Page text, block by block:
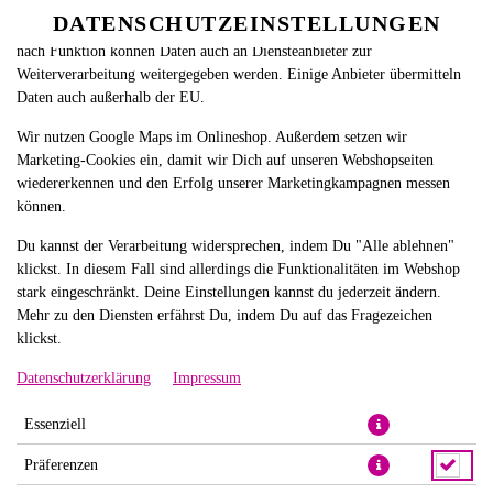
DE
SPRACHE ÄNDERN
TEMPURA GARNELEN NIGIRI
DATENSCHUTZEINSTELLUNGEN
damit bei Deinem Besuch unseres Webshops auch alles funktioniert. Je
nach Funktion können Daten auch an Diensteanbieter zur
Weiterverarbeitung weitergegeben werden. Einige Anbieter übermitteln
Daten auch außerhalb der EU.
Wir nutzen Google Maps im Onlineshop. Außerdem setzen wir
Marketing-Cookies ein, damit wir Dich auf unseren Webshopseiten
wiedererkennen und den Erfolg unserer Marketingkampagnen messen
können.
Du kannst der Verarbeitung widersprechen, indem Du "Alle ablehnen"
klickst. In diesem Fall sind allerdings die Funktionalitäten im Webshop
stark eingeschränkt. Deine Einstellungen kannst du jederzeit ändern.
Mehr zu den Diensten erfährst Du, indem Du auf das Fragezeichen
klickst.
Datenschutzerklärung Impressum
Essenziell
Präferenzen